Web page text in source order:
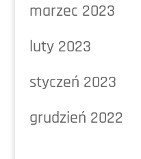
marzec 2023
luty 2023
styczeń 2023
grudzień 2022